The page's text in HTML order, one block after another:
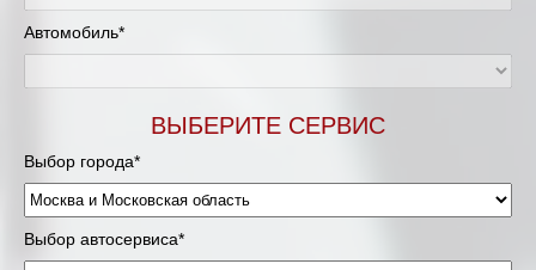
Мурманск
Нижний Новгород
Новосибирск
Автомобиль*
ВЫБЕРИТЕ СЕРВИС
Выбор города*
Выбор автосервиса*